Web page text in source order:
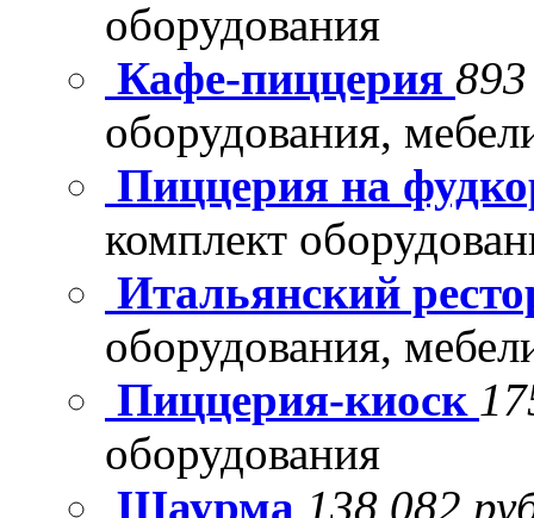
оборудования
Кафе-пиццерия
оборудования,
Пиццерия на
комплект
Итальянский
оборудования,
Пиццерия-киоск
оборудования
Шаурма 138 082